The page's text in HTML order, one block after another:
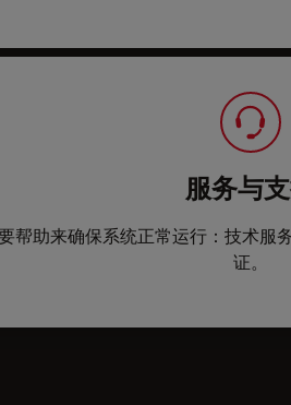
服务与
帮助来确保系统正常运行：技术服
证。